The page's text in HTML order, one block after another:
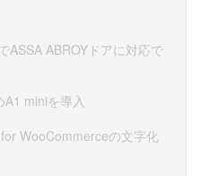
ASSA ABROYドアに対応で
miniを導入
WooCommerceの文字化